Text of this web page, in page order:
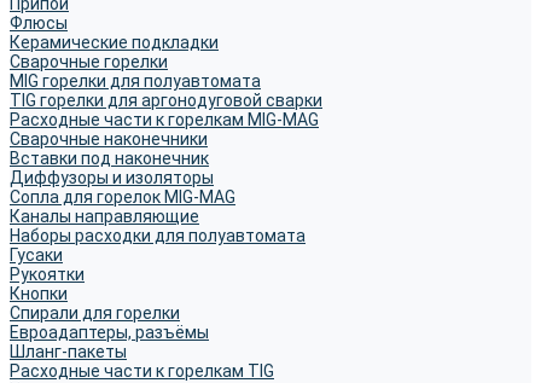
Флюсы
Керамические подкладки
Сварочные горелки
MIG горелки для полуавтомата
TIG горелки для аргонодуговой сварки
Расходные части к горелкам MIG-MAG
Сварочные наконечники
Вставки под наконечник
Диффузоры и изоляторы
Сопла для горелок MIG-MAG
Каналы направляющие
Наборы расходки для полуавтомата
Гусаки
Рукоятки
Кнопки
Спирали для горелки
Евроадаптеры, разъёмы
Шланг-пакеты
Расходные части к горелкам TIG